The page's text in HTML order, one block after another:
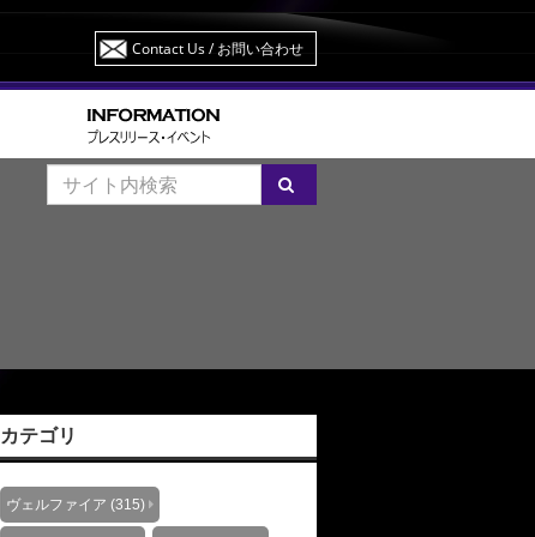
Contact Us/ お問い合わせ
カテゴリ
ヴェルファイア (315)